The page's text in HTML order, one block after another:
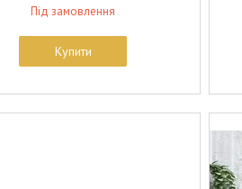
Під замовлення
Купити